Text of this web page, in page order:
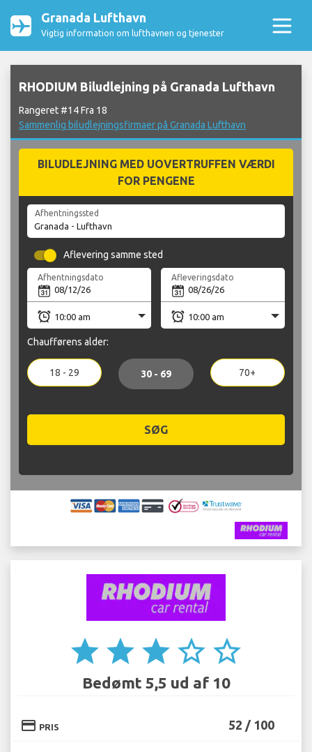
Granada Lufthavn
Vigtig information om lufthavnen og tjenester
RHODIUM Biludlejning på Granada Lufthavn
Rangeret #14 Fra 18
Sammenlig biludlejningsfirmaer på Granada Lufthavn
BILUDLEJNING MED UOVERTRUFFEN VÆRDI
FOR PENGENE
Afhentningssted
Aflevering samme sted
Afhentningsdato Afleveringsdato
Chaufførens alder:
18 - 29 30 - 69 70+
SØG
star star star star_border star_border
Bedømt 5,5 ud af 10
credit_card PRIS 52 / 100